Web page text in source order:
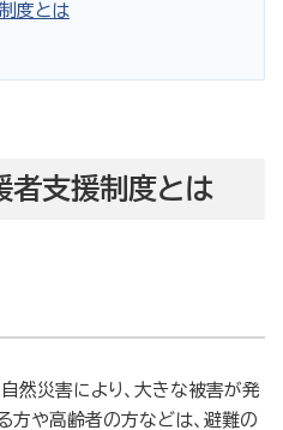
度とは
者支援制度とは
然災害により、大きな被害が発
方や高齢者の方などは、避難の